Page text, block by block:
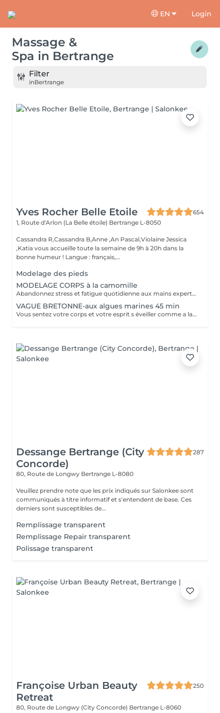
EN Login
Massage &
Spa in Bertrange
Filter
inBertrange
Yves Rocher Belle Etoile
654
1, Route d'Arlon (La Belle étoile) Bertrange L-8050
Cassandra R,Cassandra B,Anne ,An Pascal,Violaine Jessica
,Katia vous accueille toute la semaine de 9h à 20h dans la
bonne humeur ! Langue : français,...
Modelage des pieds
MODELAGE CORPS à la camomille
Abandonnez stress et fatigue quotidienne aux mains expertes de notre estheticienne. Sa gestuelle manuelle libere instantanement chacun de vos points de tension depuis les pieds jusqu à la nuque Le doux parfum fleuri de la camomille enveloppe votre corps et apaise vos sens et votre esprit. lacher prise dans un incroyable moment de detente . Vous etes apaisée et detendue.
VAGUE BRETONNE-aux algues marines 45 min
Vous sentez votre corps et votre esprit s éveiller comme a la suite d un bain dans l OCEAN. Vous vous tonicité et leur confort. sentez légère et revitalisée. Vos jambes retrouvent leur tonicité et leur confort
Dessange Bertrange (City
Concorde)
287
80, Route de Longwy Bertrange L-8080
Veuillez prendre note que les prix indiqués sur Salonkee sont
communiqués à titre informatif et s'entendent de base. Ces
derniers sont susceptibles de...
Remplissage transparent
Remplissage Repair transparent
Polissage transparent
Françoise Urban Beauty
Retreat
250
80, Route de Longwy (City Concorde) Bertrange L-8060